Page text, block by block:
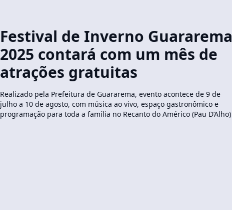
Festival de Inverno Guararema
2025 contará com um mês de
atrações gratuitas
Realizado pela Prefeitura de Guararema, evento acontece de 9 de
julho a 10 de agosto, com música ao vivo, espaço gastronômico e
programação para toda a família no Recanto do Américo (Pau D’Alho)